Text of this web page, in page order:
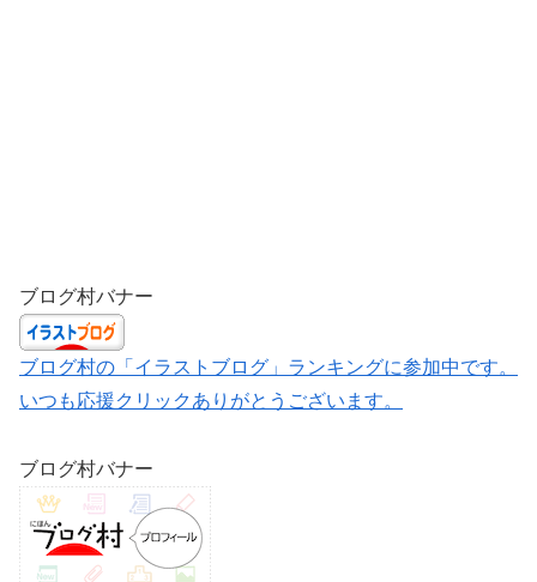
ブログ村バナー
ブログ村の「イラストブログ」ランキングに参加中です。
いつも応援クリックありがとうございます。
ブログ村バナー